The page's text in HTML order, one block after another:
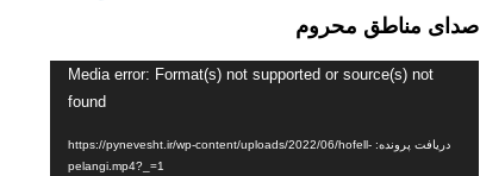
صدای مناطق محروم
نمایشگرMedia error: Format(s) not supported or source(s) not
found
دریافت پرونده: https://pynevesht.ir/wp-content/uploads/2022/06/hofell-
pelangi.mp4?_=1